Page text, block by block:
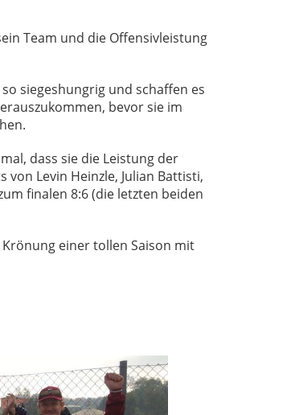
Team und die Offensivleistung
siegeshungrig und schaffen es
bevor sie im
dass sie die Leistung der
Levin Heinzle, Julian Battisti,
finalen 8:6 (die letzten beiden
einer tollen Saison mit